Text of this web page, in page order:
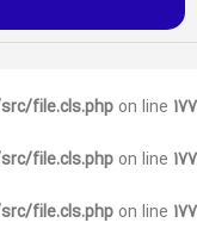
file.cls.php on line 177
file.cls.php on line 177
file.cls.php on line 177